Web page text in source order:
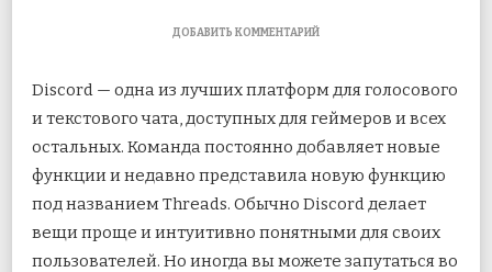
ДОБАВИТЬ КОММЕНТАРИЙК
ТАКОЕ
РАЗГОВОРОВ
В
И
КАК
ИСПОЛЬЗОВАТЬ
Discord — одна из лучших платформ для голосового
и текстового чата, доступных для геймеров и всех
остальных. Команда постоянно добавляет новые
функции и недавно представила новую функцию
под названием Threads. Обычно Discordделает
вещи проще и интуитивно понятными для своих
пользователей. Но иногда вы можете запутаться во